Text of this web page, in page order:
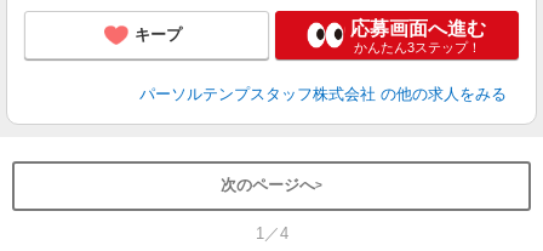
キープ 応募画面へ進む
かんたん3ステップ！
パーソルテンプスタッフ株式会社 の他の求人をみる
次のページへ
1／4